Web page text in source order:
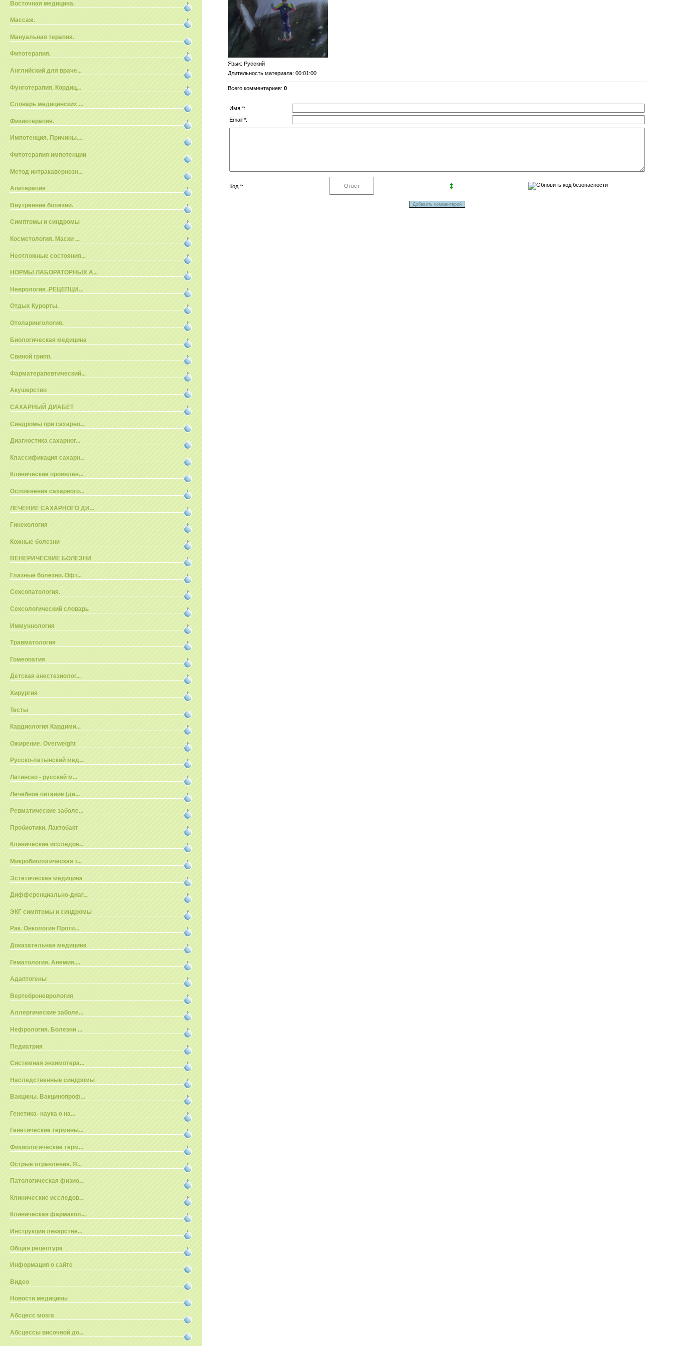
Восточная медицина.
Массаж.
Мануальная терапия.
Фитотерапия.
Английский для враче...
Фунготерапия. Кордиц...
Словарь медицинских ...
Физиотерапия.
Импотенция. Причины....
Фитотерапия импотенции
Метод интракавернозн...
Апитерапия
Внутренние болезни.
Симптомы и синдромы
Косметология. Маски ...
Неотложные состояния...
НОРМЫ ЛАБОРАТОРНЫХ А...
Неврология .РЕЦЕПЦИ...
Отдых Курорты.
Отоларингология.
Биологическая медицина
Свиной грипп.
Фарматерапевтический...
Акушерство
САХАРНЫЙ ДИАБЕТ
Синдромы при сахарно...
Диагностика сахарног...
Классификация сахарн...
Клинические проявлен...
Осложнения сахарного...
ЛЕЧЕНИЕ САХАРНОГО ДИ...
Гинекология
Кожные болезни
ВЕНЕРИЧЕСКИЕ БОЛЕЗНИ
Глазные болезни. Офт...
Сексопатология.
Сексологический словарь
Иммуннология
Травматология
Гомеопатия
Детская анестезиолог...
Хирургия
Тесты
Кардиология Кардими...
Ожирение. Overweight
Русско-латынский мед...
Латинско - русский м...
Лечебное питание (ди...
Ревматические заболе...
Пробиотики. Лактобакт
Клинические исследов...
Микробиологическая т...
Эстетическая медицина
Дифференциально-диаг...
ЭКГ симптомы и синдромы
Рак. Онкология Проти...
Доказательная медицина
Гематология. Анемия....
Адаптогены
Вертеброневрология
Аллергические заболе...
Нефрология. Болезни ...
Педиатрия
Системная энзимотера...
Наследственные синдромы
Вакцины. Вакцинопроф...
Генетика- наука о на...
Генетические термины...
Физиологические терм...
Острые отравления. Я...
Патологическая физио...
Клинические исследов...
Клиническая фармакол...
Инструкции лекарстве...
Общая рецептура
Информация о сайте
Видео
Новости медицины
Абсцесс мозга
Абсцессы височной до...
Язык: Русский
Длительность материала: 00:01:00
Всего комментариев:0
Имя *:
Email *:
Код *: